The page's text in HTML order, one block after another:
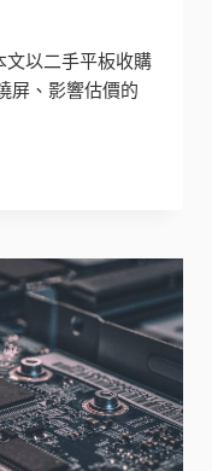
以二手平板收購
屏、影響估價的